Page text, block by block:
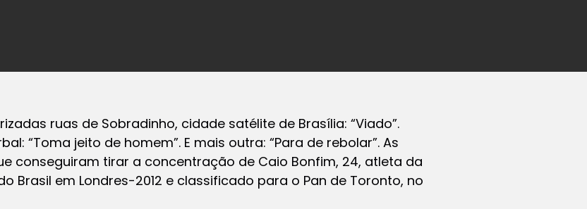
ruas de Sobradinho, cidade satélite de Brasília: “Viado”.
“Toma jeito de homem”. E mais outra: “Para de rebolar”. As
conseguiram tirar a concentração de Caio Bonfim, 24, atleta da
Brasil em Londres-2012 e classificado para o Pan de Toronto, no